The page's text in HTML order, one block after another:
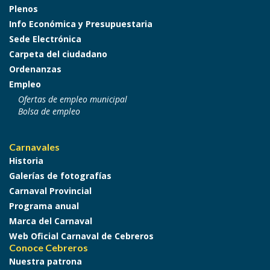
Plenos
Info Económica y Presupuestaria
Sede Electrónica
Carpeta del ciudadano
Ordenanzas
Empleo
Ofertas de empleo municipal
Bolsa de empleo
Carnavales
Historia
Galerías de fotografías
Carnaval Provincial
Programa anual
Marca del Carnaval
Web Oficial Carnaval de Cebreros
Conoce Cebreros
Nuestra patrona